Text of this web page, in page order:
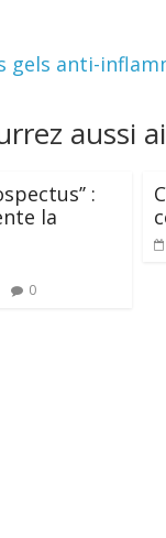
gels anti-
aussi
:
la
0